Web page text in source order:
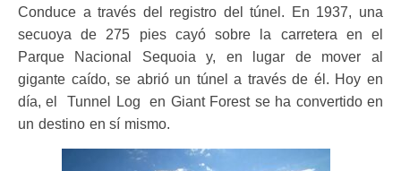
Conduce a través del registro del túnel. En 1937, una
secuoya de 275 pies cayó sobre la carretera en el
Parque Nacional Sequoia y, en lugar de mover al
gigante caído, se abrió un túnel a través de él. Hoy en
día, el Tunnel Log en Giant Forest se ha convertido en
un destino en sí mismo.